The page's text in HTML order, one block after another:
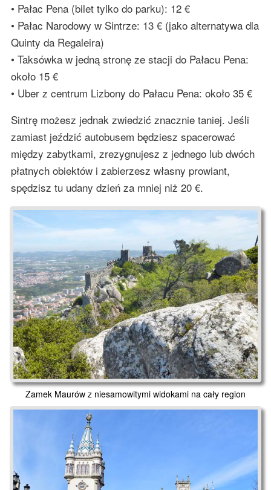
• Pałac Pena (bilet tylko do parku): 12 €
• Pałac Narodowy w Sintrze: 13 € (jako alternatywa dla
Quinty da Regaleira)
• Taksówka w jedną stronę ze stacji do Pałacu Pena:
około 15 €
• Uber z centrum Lizbony do Pałacu Pena: około 35 €
Sintrę możesz jednak zwiedzić znacznie taniej. Jeśli
zamiast jeździć autobusem będziesz spacerować
między zabytkami, zrezygnujesz z jednego lub dwóch
płatnych obiektów i zabierzesz własny prowiant,
spędzisz tu udany dzień za mniej niż 20 €.
Zamek Maurów z niesamowitymi widokami na cały region